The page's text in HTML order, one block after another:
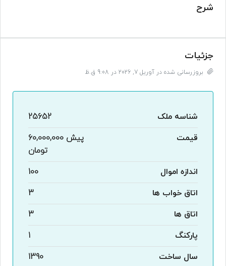
شرح
جزئیات
بروزرسانی شده در آوریل 7, 2026 در 9:08 ق.ظ
شناسه ملک
25652
قیمت
پیش 60,000,000
تومان
اندازه اموال
100
اتاق خواب ها
3
اتاق ها
3
پارکنگ
1
سال ساخت
1390